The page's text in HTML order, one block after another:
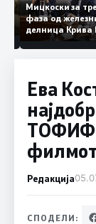
Во
Мицкоски за
фаза од
делница
– Деве Баир:
нема да
целина
Ева
Редакција
СПОДЕЛИ: